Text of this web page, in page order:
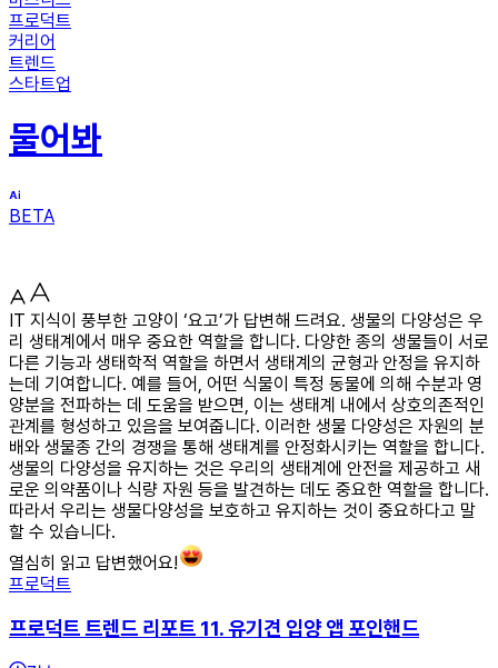
프로덕트
커리어
트렌드
스타트업
물어봐
BETA
IT 지식이 풍부한 고양이 ‘요고’가 답변해 드려요. 생물의 다양성은 우
리 생태계에서 매우 중요한 역할을 합니다. 다양한 종의 생물들이 서로
다른 기능과 생태학적 역할을 하면서 생태계의 균형과 안정을 유지하
는데 기여합니다. 예를 들어, 어떤 식물이 특정 동물에 의해 수분과 영
양분을 전파하는 데 도움을 받으면, 이는 생태계 내에서 상호의존적인
관계를 형성하고 있음을 보여줍니다. 이러한 생물 다양성은 자원의 분
배와 생물종 간의 경쟁을 통해 생태계를 안정화시키는 역할을 합니다.
생물의 다양성을 유지하는 것은 우리의 생태계에 안전을 제공하고 새
로운 의약품이나 식량 자원 등을 발견하는 데도 중요한 역할을 합니다.
따라서 우리는 생물다양성을 보호하고 유지하는 것이 중요하다고 말
할 수 있습니다.
열심히 읽고 답변했어요!
프로덕트
프로덕트 트렌드 리포트 11. 유기견 입양 앱 포인핸드